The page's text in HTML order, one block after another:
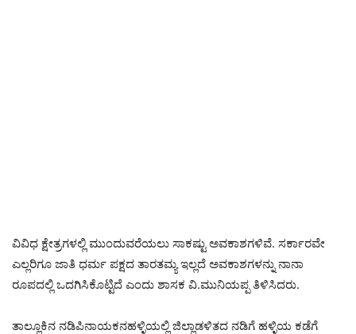
ವಿವಿಧ ಕ್ಷೇತ್ರಗಳಲ್ಲಿ ಮುಂದುವರೆಯಲು ಸಾಕಷ್ಟು ಅವಕಾಶಗಳಿವೆ. ಸರ್ಕಾರವೇ
ಎಲ್ಲರಿಗೂ ಜಾತಿ ಧರ್ಮ ಪಕ್ಷದ ತಾರತಮ್ಯ ಇಲ್ಲದೆ ಅವಕಾಶಗಳನ್ನು ನಾನಾ
ರೂಪದಲ್ಲಿ ಒದಗಿಸಿಕೊಟ್ಟಿದೆ ಎಂದು ಶಾಸಕ ವಿ.ಮುನಿಯಪ್ಪ ತಿಳಿಸಿದರು.
ತಾಲ್ಲೂಕಿನ ನಡಿಪಿನಾಯಕನಹಳ್ಳಿಯಲ್ಲಿ ಜಿಲ್ಲಾಡಳಿತದ ನಡಿಗೆ ಹಳ್ಳಿಯ ಕಡೆಗೆ